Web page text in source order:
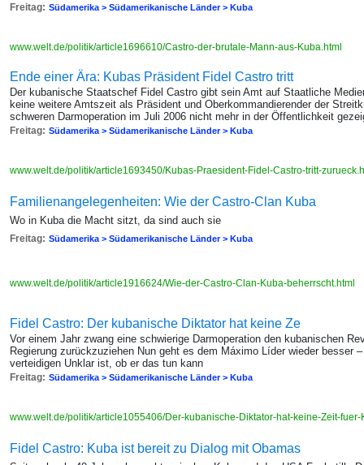
Freitag: Südamerika > Südamerikanische Länder > Kuba
www.welt.de/politik/article1696610/Castro-der-brutale-Mann-aus-Kuba.html
Ende einer Ära: Kubas Präsident Fidel Castro tritt
Der kubanische Staatschef Fidel Castro gibt sein Amt auf Staatliche
keine weitere Amtszeit als Präsident und Oberkommandierender der
schweren Darmoperation im Juli 2006 nicht mehr in der Öffentlichkeit
Freitag: Südamerika > Südamerikanische Länder > Kuba
www.welt.de/politik/article1693450/Kubas-Praesident-Fidel-Castro-tritt-
Familienangelegenheiten: Wie der Castro-Clan Kuba
Wo in Kuba die Macht sitzt, da sind auch sie
Freitag: Südamerika > Südamerikanische Länder > Kuba
www.welt.de/politik/article1916624/Wie-der-Castro-Clan-Kuba-beherrscht.html
Fidel Castro: Der kubanische Diktator hat keine Ze
Vor einem Jahr zwang eine schwierige Darmoperation den kubanischen
Regierung zurückzuziehen Nun geht es dem Máximo Líder wieder besser
verteidigen Unklar ist, ob er das tun kann
Freitag: Südamerika > Südamerikanische Länder > Kuba
www.welt.de/politik/article1055406/Der-kubanische-Diktator-hat-keine-Zeit-
Fidel Castro: Kuba ist bereit zu Dialog mit Obamas